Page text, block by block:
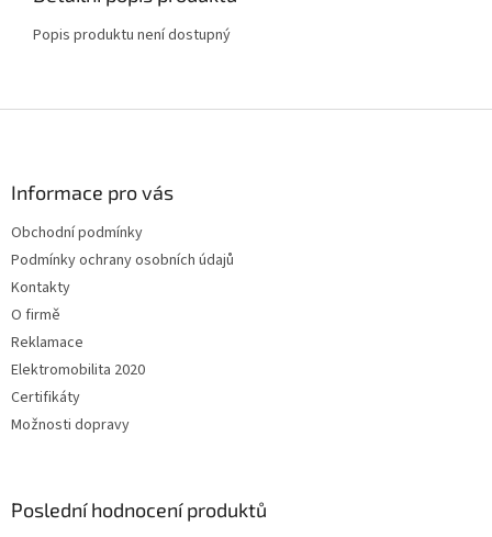
Popis produktu není dostupný
Informace pro vás
Obchodní podmínky
Podmínky ochrany osobních údajů
Kontakty
O firmě
Reklamace
Elektromobilita 2020
Certifikáty
Možnosti dopravy
Poslední hodnocení produktů